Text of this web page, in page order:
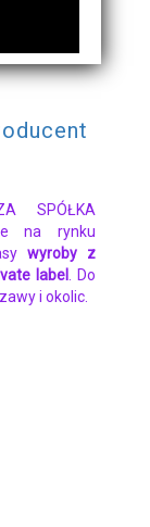
SPÓŁKA
na rynku
wyroby z
label
. Do
i okolic.